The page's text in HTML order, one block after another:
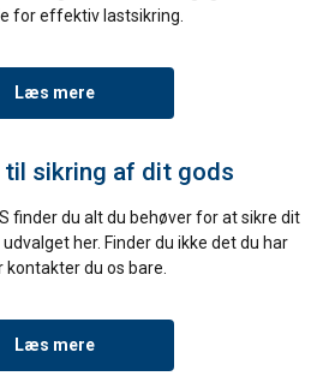
for effektiv lastsikring.
Læs mere
til sikring af dit gods
finder du alt du behøver for at sikre dit
her. Finder du ikke det du har
kontakter du os bare.
Læs mere